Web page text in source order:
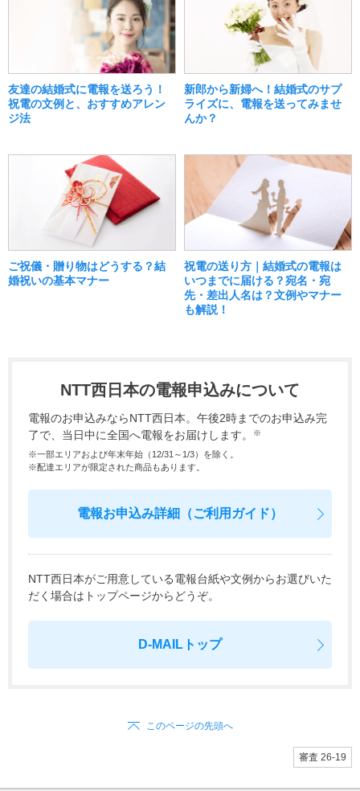
友達の結婚式に電報を送ろう！
祝電の文例と、おすすめアレン
ジ法
新郎から新婦へ！結婚式のサプ
ライズに、電報を送ってみませ
んか？
ご祝儀・贈り物はどうする？結
婚祝いの基本マナー
祝電の送り方｜結婚式の電報は
いつまでに届ける？宛名・宛
先・差出人名は？文例やマナー
も解説！
NTT西日本の電報申込みについて
電報のお申込みならNTT西日本。午後2時までのお申込み完
了で、当日中に全国へ電報をお届けします。
※
※一部エリアおよび年末年始（12/31～1/3）を除く。
※配達エリアが限定された商品もあります。
電報お申込み詳細（ご利用ガイド）
NTT西日本がご用意している電報台紙や文例からお選びいた
だく場合はトップページからどうぞ。
D-MAILトップ
このページの先頭へ
審査 26-19